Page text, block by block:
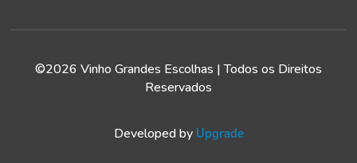
©2026 Vinho Grandes Escolhas | Todos os Direitos
Reservados
Developed by Upgrade